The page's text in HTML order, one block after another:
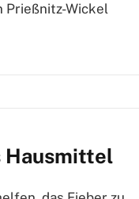
Prießnitz-Wickel
Hausmittel